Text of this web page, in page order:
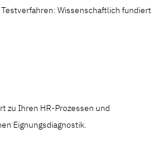
Wissenschaftlich fundiert
zu Ihren HR-Prozessen und
Eignungsdiagnostik.